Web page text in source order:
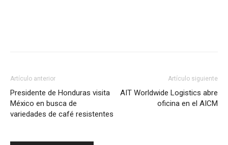
Artículo anterior
Presidente de Honduras visita
México en busca de
variedades de café resistentes
Artículo siguiente
AIT Worldwide Logistics abre
oficina en el AICM